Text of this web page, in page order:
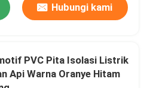
Hubungi kami
PVC Pita Isolasi Listrik
Api Warna Oranye Hitam